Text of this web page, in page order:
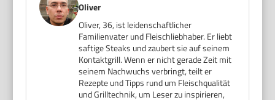
Oliver
Oliver, 36, ist leidenschaftlicher
Familienvater und Fleischliebhaber. Er liebt
saftige Steaks und zaubert sie auf seinem
Kontaktgrill. Wenn er nicht gerade Zeit mit
seinem Nachwuchs verbringt, teilt er
Rezepte und Tipps rund um Fleischqualität
und Grilltechnik, um Leser zu inspirieren,